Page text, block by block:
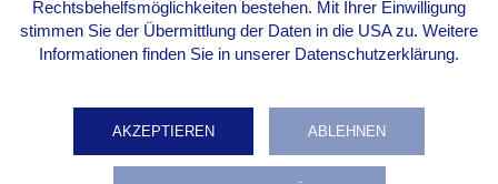
Rechtsbehelfsmöglichkeiten bestehen. Mit Ihrer Einwilligung
stimmen Sie der Übermittlung der Daten in die USA zu. Weitere
Informationen finden Sie in unserer Datenschutzerklärung.
AKZEPTIEREN ABLEHNEN